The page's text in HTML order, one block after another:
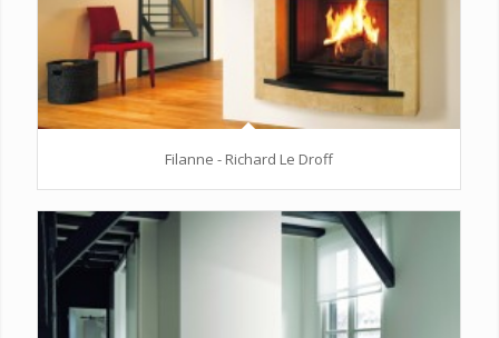
Filanne - Richard Le Droff